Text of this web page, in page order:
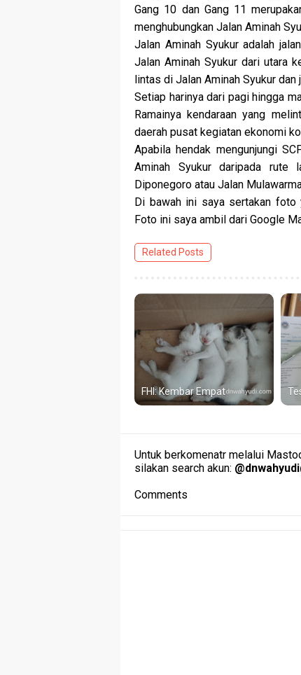
Gang 10 dan Gang 11
menghubungkan Jalan Aminah
Jalan Aminah Syukur adalah
Jalan Aminah Syukur dari utara
lintas di Jalan Aminah Syukur dan
Setiap harinya dari pagi hingga
Ramainya kendaraan yang
daerah pusat kegiatan ekonomi
Apabila hendak mengunjungi
Aminah Syukur daripada rute
Diponegoro atau Jalan
Di bawah ini saya sertakan foto
Foto ini saya ambil dari Google
Related Posts
FHI: Kembar Empat
Untuk berkomenatr melalui
silakan search akun: @
Comments